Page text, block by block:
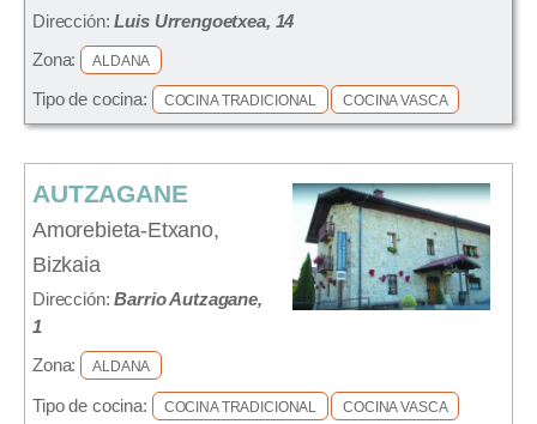
Dirección:Luis Urrengoetxea, 14
Zona:
ALDANA
Tipo de cocina: COCINA TRADICIONAL COCINA VASCA
AUTZAGANE
Amorebieta-Etxano,
Bizkaia
Dirección:Barrio Autzagane,
1
Zona:
ALDANA
Tipo de cocina: COCINA TRADICIONAL COCINA VASCA